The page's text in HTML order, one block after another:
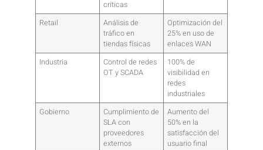
críticas
Retail
Análisis de
tráfico en
tiendas físicas
Optimización del
25% en uso de
enlaces WAN
Industria
Control de redes
OT y SCADA
100% de
visibilidad en
redes
industriales
Gobierno
Cumplimiento de
SLA con
proveedores
externos
Aumento del
50% en la
satisfacción del
usuario final